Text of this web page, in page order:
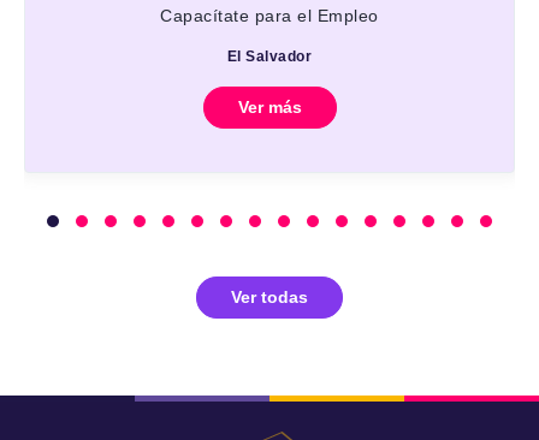
Capacítate para el Empleo
El Salvador
Ver más
Ver todas